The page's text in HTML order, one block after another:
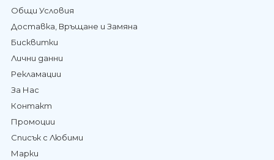
Общи Условия
Доставка, Връщане и Замяна
Бисквитки
Лични данни
Рекламации
За Нас
Контакт
Промоции
Списък с Любими
Марки